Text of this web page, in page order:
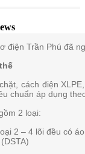
Trần Phú đã
cách điện
chuẩn áp dụng
2 loại:
2 – 4 lõi đều có